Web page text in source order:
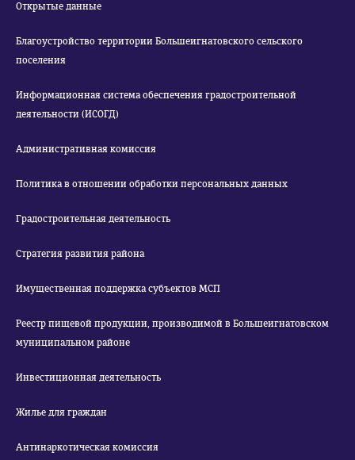
Открытые данные
Благоустройство территории Большеигнатовского сельского
поселения
Информационная система обеспечения градостроительной
деятельности (ИСОГД)
Административная комиссия
Политика в отношении обработки персональных данных
Градостроительная деятельность
Стратегия развития района
Имущественная поддержка субъектов МСП
Реестр пищевой продукции, производимой в Большеигнатовском
муниципальном районе
Инвестиционная деятельность
Жилье для граждан
Антинаркотическая комиссия